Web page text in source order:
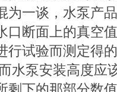
为一谈，水泵产
口断面上的真空
行试验而测定得
安装高度应该